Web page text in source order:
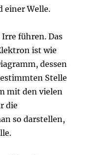
einer Welle.
führen. Das
tronistwie
dessen
Stelle
mit den vielen
die
so darstellen,